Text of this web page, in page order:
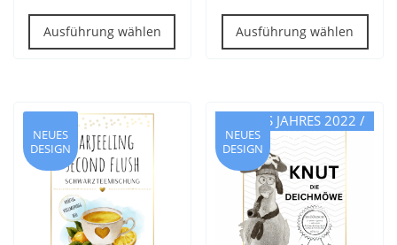
Ausführung wählen
Dieses
weist
Optionen
können
Produktseite
Ausführung wählen
auf.
Die
NEUES
DESIGN
TEE DES JAHRES 2022 /
NEUES
DESIGN